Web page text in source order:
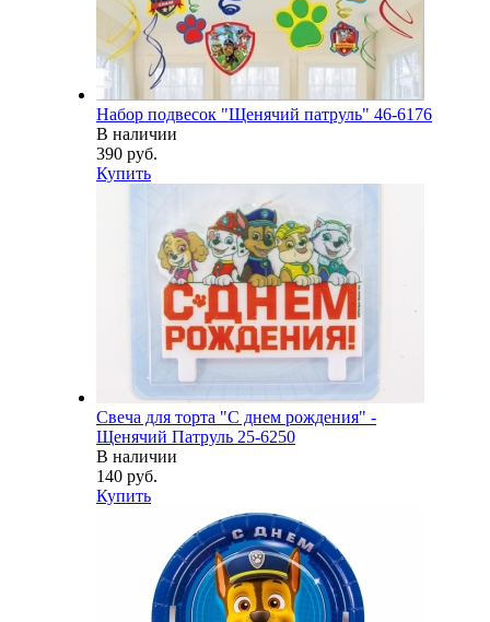
Набор подвесок "Щенячий патруль" 46-6176
В наличии
390 руб.
Купить
Свеча для торта "С днем рождения" -
Щенячий Патруль 25-6250
В наличии
140 руб.
Купить